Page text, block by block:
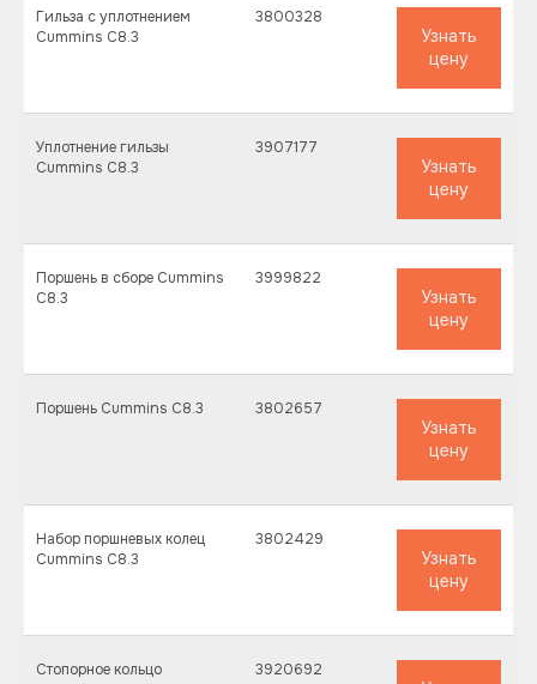
Гильза с уплотнением
Cummins C8.3
3800328
Узнать
цену
Уплотнение гильзы
Cummins C8.3
3907177
Узнать
цену
Поршень в сборе Cummins
C8.3
3999822
Узнать
цену
Поршень Cummins C8.3 3802657
Узнать
цену
Набор поршневых колец
Cummins C8.3
3802429
Узнать
цену
Стопорное кольцо
3920692